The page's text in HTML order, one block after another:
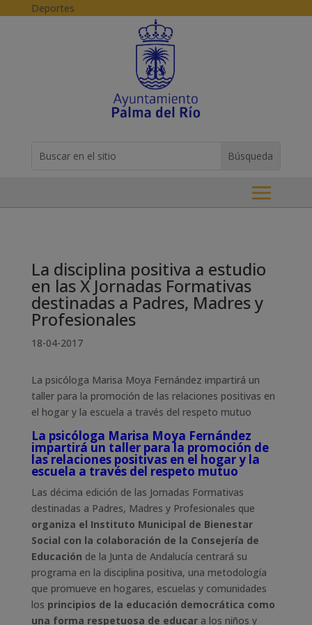
Skip to content
Deportes
for...
La disciplina positiva a estudio
en las X Jornadas Formativas
destinadas a Padres, Madres y
Profesionales
18-04-2017
La psicóloga Marisa Moya Fernández impartirá un
taller para la promoción de las relaciones positivas en
el hogar y la escuela a través del respeto mutuo
La psicóloga Marisa Moya Fernández
impartirá un taller para la promoción de
las relaciones positivas en el hogar y la
escuela a través del respeto mutuo
Las décima edición de las Jornadas Formativas
destinadas a Padres, Madres y Profesionales que
organiza el Instituto Municipal de Bienestar
Social con la colaboración de la Consejería de
Educación de la Junta de Andalucía centrará su
programa en la disciplina positiva, una metodología
que promueve en hogares, escuelas y comunidades
los principios de la educación democrática como
una forma respetuosa de educara los niños y